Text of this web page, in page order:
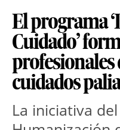
El programa
Cuidado’
profesionales
cuidados
La iniciativa